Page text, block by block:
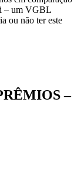
– um VGBL
ou não ter este
–